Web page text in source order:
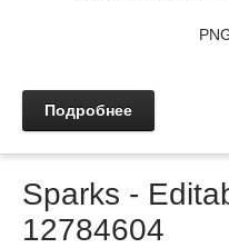
Подробнее
Sparks -
12784604